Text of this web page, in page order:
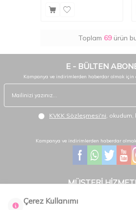
Toplam 69ürün
E - BÜLTEN
Kampanya ve indirimlerden haberdar olmak için
KVKK Sözleşmesi'ni, okudum,
Kampanya ve indirimlerden haberdar
MÜŞTERİ
siparişleriniz için
Çerez Kullanımı